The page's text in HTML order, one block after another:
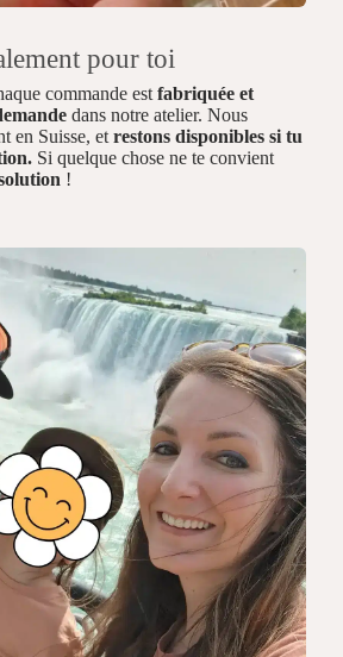
pour toi
commande est fabriquée et
dans notre atelier. Nous
en Suisse, etrestons disponibles si tu
Si quelque chose ne te convient
!